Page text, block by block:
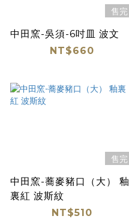
售完
中田窯-吳須-6吋皿 波文
NT$660
售完
中田窯-蕎麥豬口（大） 釉
裏紅 波斯紋
NT$510